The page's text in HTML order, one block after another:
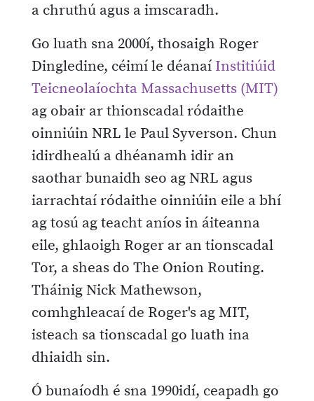
a chruthú agus a imscaradh.
Go luath sna 2000í, thosaigh Roger
Dingledine, céimí le déanaí Institiúid
Teicneolaíochta Massachusetts (MIT)
ag obair ar thionscadal ródaithe
oinniúin NRL le Paul Syverson. Chun
idirdhealú a dhéanamh idir an
saothar bunaidh seo ag NRL agus
iarrachtaí ródaithe oinniúin eile a bhí
ag tosú ag teacht aníos in áiteanna
eile, ghlaoigh Roger ar an tionscadal
Tor, a sheas do The Onion Routing.
Tháinig Nick Mathewson,
comhghleacaí de Roger's ag MIT,
isteach sa tionscadal go luath ina
dhiaidh sin.
Ó bunaíodh é sna 1990idí, ceapadh go